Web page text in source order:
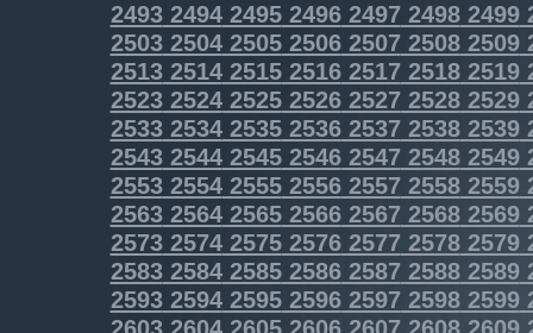
2493249424952496249724982499
2503250425052506250725082509
2513251425152516251725182519
2523252425252526252725282529
2533253425352536253725382539
2543254425452546254725482549
2553255425552556255725582559
25632564256525662567 25682569
25732574257525762577 25782579
25832584258525862587 25882589
2593259425952596259725982599